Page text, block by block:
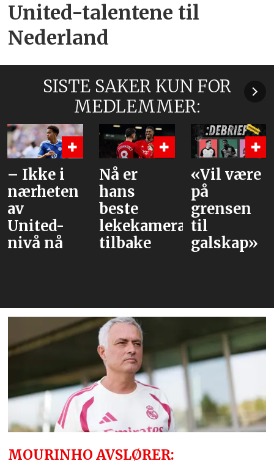
United-talentene til
Nederland
SISTE SAKER KUN FOR
MEDLEMMER:
Nå er
hans
beste
lekekamerat
tilbake
«Vil være
på
grensen
til
galskap»
– Kan
skape de
magiske
MOURINHO AVSLØRER: